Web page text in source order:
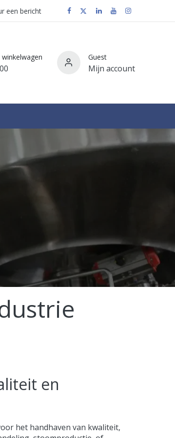
e​​​​en bericht
Guest
Mijn account
en
het handhaven van kwaliteit,